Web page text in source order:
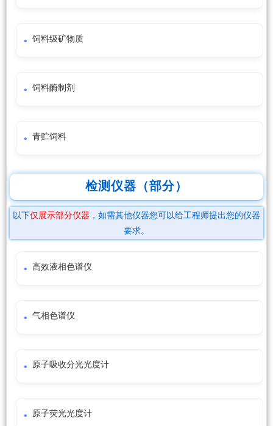
饲料级矿物质
饲料酶制剂
青贮饲料
检测仪器（部分）
以下仅展示部分仪器 ，如需其他仪器您可以给工程师提出您的仪器
要求。
高效液相色谱仪
气相色谱仪
原子吸收分光光度计
原子荧光光度计